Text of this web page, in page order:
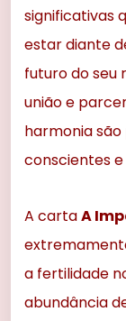
significativas
estar diante
futuro do seu
união e
harmonia
conscientes
A cartaA
a fertilidade
abundância